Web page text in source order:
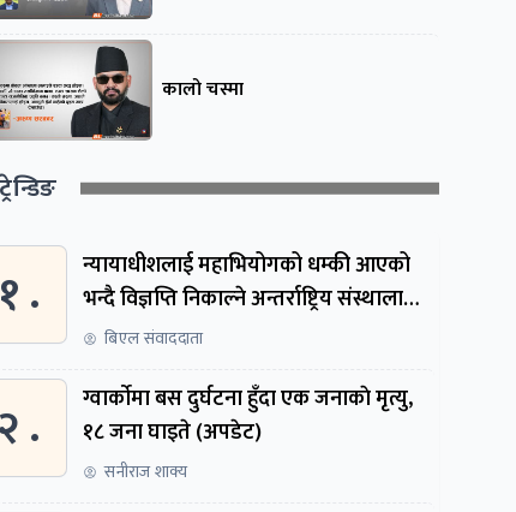
कालो चस्मा
ट्रेन्डिङ
१ .
न्यायाधीशलाई महाभियोगको धम्की आएको
भन्दै विज्ञप्ति निकाल्ने अन्तर्राष्ट्रिय संस्थालाई
संसदीय समितिमा बोलाइयो
बिएल संवाददाता
२ .
ग्वार्काेमा बस दुर्घटना हुँदा एक जनाकाे मृत्यु,
१८ जना घाइते (अपडेट)
सनीराज शाक्य